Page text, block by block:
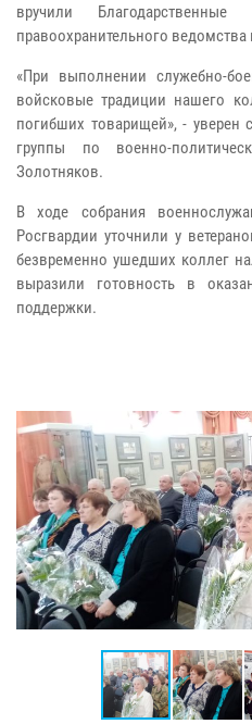
вручили
правоохранительного ведомства
«При выполнении служебно-
войсковые традиции нашего
погибших товарищей», -
группы по военно-
Золотняков.
В ходе собрания
Росгвардии уточнили у
безвременно ушедших коллег
выразили готовность в
поддержки.